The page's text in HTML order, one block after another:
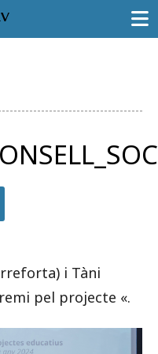
avanzada
i Tàni
pel projecte «.